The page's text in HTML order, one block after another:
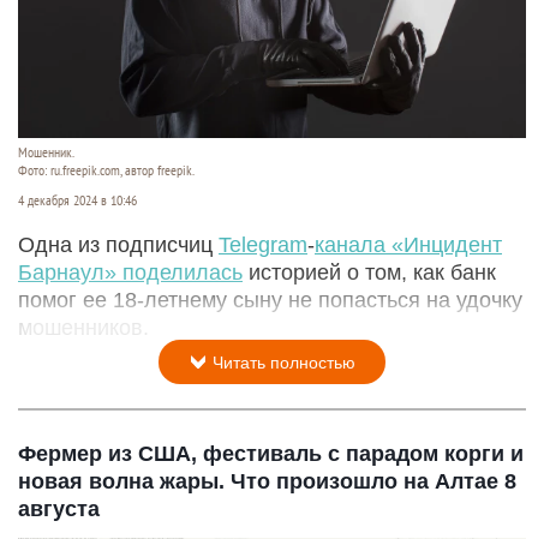
Мошенник.
Фото: ru.freepik.com, автор freepik.
4 декабря 2024 в 10:46
Одна из подписчиц Telegram-канала «Инцидент
Барнаул» поделилась историей о том, как банк
помог ее 18-летнему сыну не попасться на удочку
мошенников.
Читать полностью
Фермер из США, фестиваль с парадом корги и
новая волна жары. Что произошло на Алтае 8
августа